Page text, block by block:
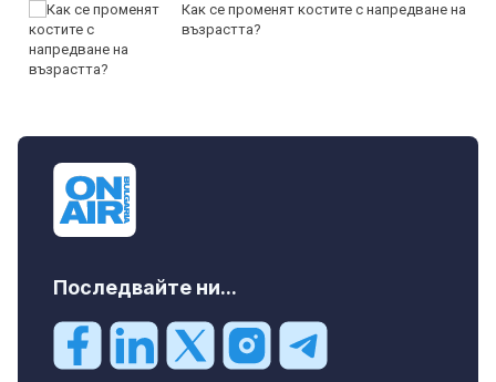
Как се променят костите с напредване на
възрастта?
Последвайте ни...